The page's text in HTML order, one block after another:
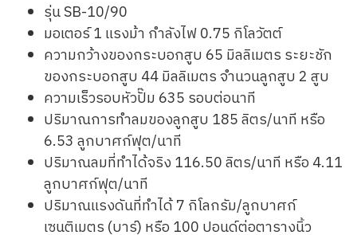
รุ่น SB-10/90
มอเตอร์ 1 แรงม้า กำลังไฟ 0.75 กิโลวัตต์
ความกว้างของกระบอกสูบ 65 มิลลิเมตร ระยะชัก
ของกระบอกสูบ 44 มิลลิเมตร จำนวนลูกสูบ 2 สูบ
ความเร็วรอบหัวปั๊ม 635 รอบต่อนาที
ปริมาณการทำลมของลูกสูบ 185 ลิตร/นาที หรือ
6.53 ลูกบาศก์ฟุต/นาที
ปริมาณลมที่ทำได้จริง 116.50 ลิตร/นาที หรือ 4.11
ลูกบาศก์ฟุต/นาที
ปริมาณแรงดันที่ทำได้ 7 กิโลกรัม/ลูกบาศก์
เซนติเมตร (บาร์) หรือ 100 ปอนด์ต่อตารางนิ้ว